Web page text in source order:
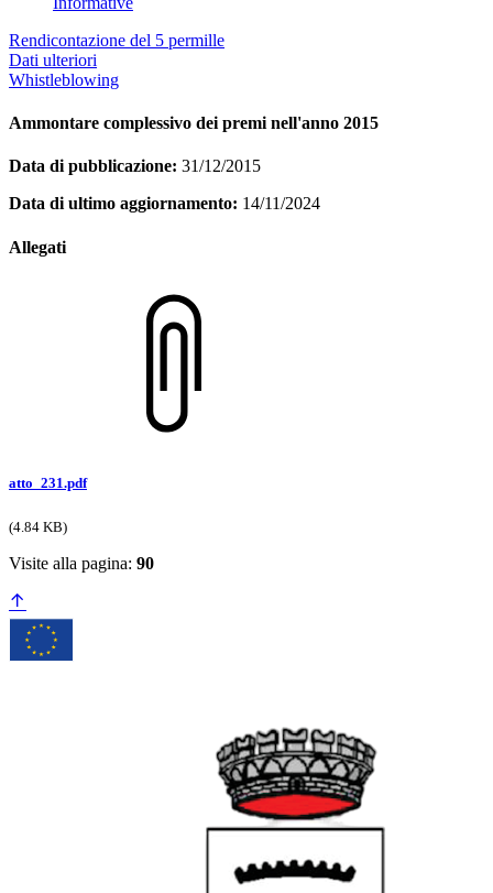
Rendicontazione del 5 permille
Dati ulteriori
Whistleblowing
Ammontare complessivo dei premi nell'anno 2015
Data di pubblicazione: 31/12/2015
Data di ultimo aggiornamento: 14/11/2024
Allegati
atto_231.pdf
(4.84 KB)
Visite alla pagina: 90